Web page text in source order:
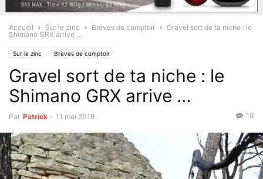
Accueil Sur le zinc Brèves de comptoir
Gravel sort de ta niche : le
Shimano GRX arrive …
Sur le zinc Brèves de comptoir
Gravel sort de ta niche : le
Shimano GRX arrive …
Par Patrick - 11 mai 2019 10